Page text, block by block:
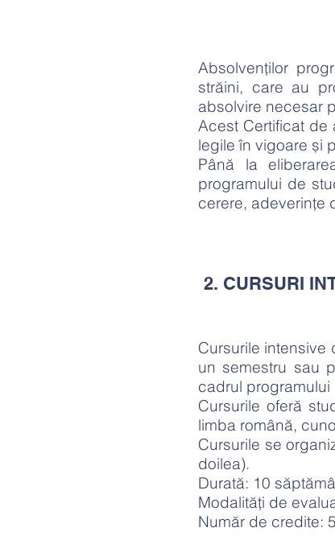
Absolvenţilor
străini, care au
absolvire necesar
Acest Certificat de
legile în vigoare și
Până la
programului de
cerere, adeverinţe
2. CURSURI
Cursurile intensive
un semestru sau
cadrul
Cursurile oferă
limba română,
Cursurile se
doilea).
Durată: 10
Modalităţi de
Număr de credite: